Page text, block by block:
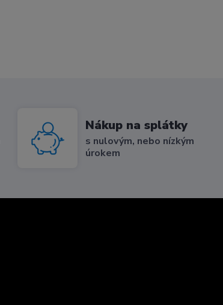
Nákup na splátky
s nulovým, nebo nízkým
úrokem